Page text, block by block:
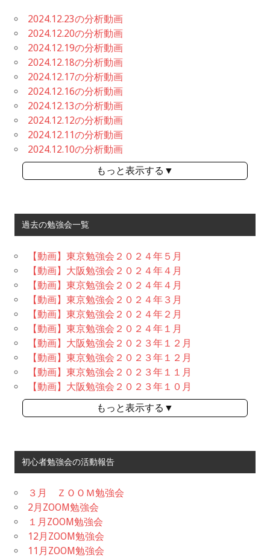
2024.12.23の分析動画
2024.12.20の分析動画
2024.12.19の分析動画
2024.12.18の分析動画
2024.12.17の分析動画
2024.12.16の分析動画
2024.12.13の分析動画
2024.12.12の分析動画
2024.12.11の分析動画
2024.12.10の分析動画
もっと表示する▼
過去の勉強会一覧
【動画】東京勉強会２０２４年５月
【動画】大阪勉強会２０２４年４月
【動画】東京勉強会２０２４年４月
【動画】東京勉強会２０２４年３月
【動画】東京勉強会２０２４年２月
【動画】東京勉強会２０２４年１月
【動画】大阪勉強会２０２３年１２月
【動画】東京勉強会２０２３年１２月
【動画】東京勉強会２０２３年１１月
【動画】大阪勉強会２０２３年１０月
もっと表示する▼
初心者勉強会の活動報告
３月 ＺＯＯＭ勉強会
2月ZOOM勉強会
１月ZOOM勉強会
12月ZOOM勉強会
11月ZOOM勉強会